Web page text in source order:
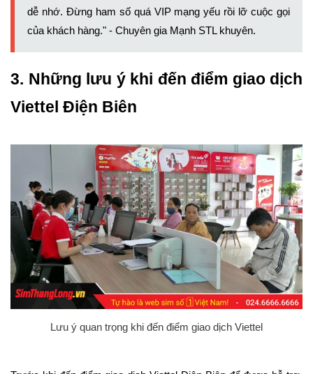
dễ nhớ. Đừng ham số quá VIP mạng yếu rồi lỡ cuộc gọi
của khách hàng." - Chuyên gia Mạnh STL khuyên.
3. Những lưu ý khi đến điểm giao dịch
Viettel Điện Biên
Lưu ý quan trọng khi đến điểm giao dịch Viettel